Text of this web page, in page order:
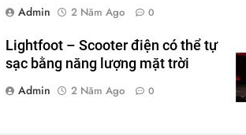
Admin
2 Năm Ago 0
Lightfoot – Scooter điện có thể tự
sạc bằng năng lượng mặt trời
Admin
2 Năm Ago 0